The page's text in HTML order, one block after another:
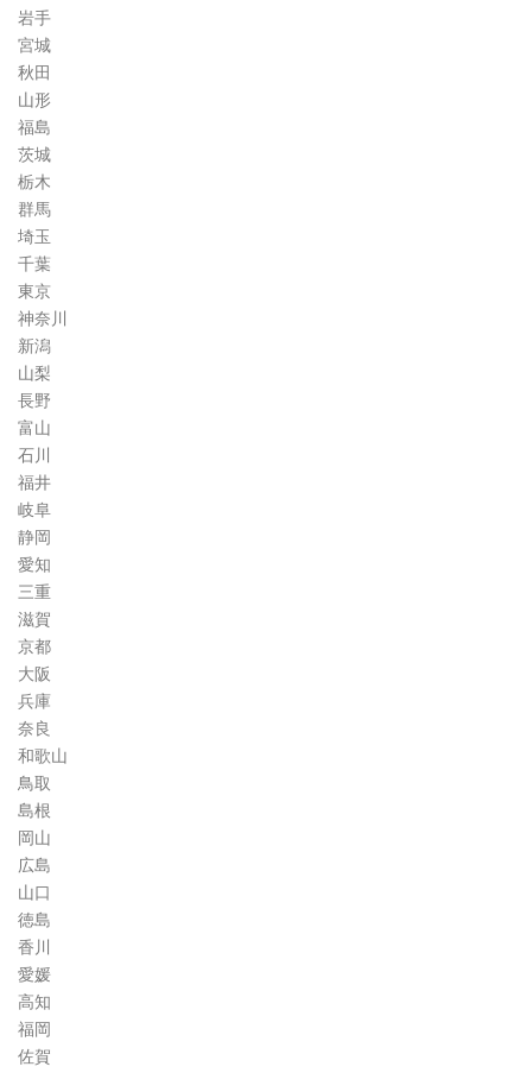
ム
岩手
宮城
秋田
山形
福島
茨城
栃木
群馬
埼玉
千葉
東京
神奈川
新潟
山梨
長野
富山
石川
福井
岐阜
静岡
愛知
三重
滋賀
京都
大阪
兵庫
奈良
和歌山
鳥取
島根
岡山
広島
山口
徳島
香川
愛媛
高知
福岡
佐賀